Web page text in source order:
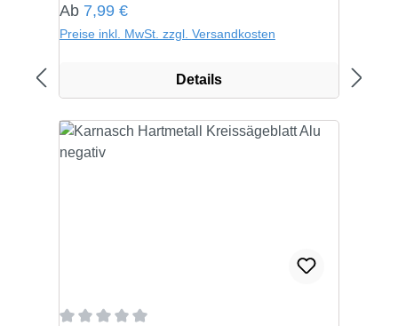
Regulärer Preis:
Ab 7,99 €
Preise inkl. MwSt. zzgl. Versandkosten
Details